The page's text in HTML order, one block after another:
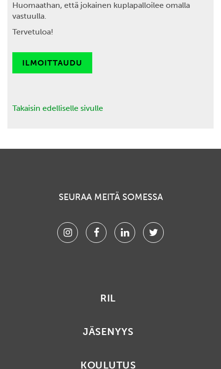
Huomaathan, että jokainen kuplapalloilee omalla
vastuulla.
Tervetuloa!
ILMOITTAUDU
Takaisin edelliselle sivulle
SEURAA MEITÄ SOMESSA
InstagramFacebookLinkedinTwitter
RIL
JÄSENYYS
KOULUTUS